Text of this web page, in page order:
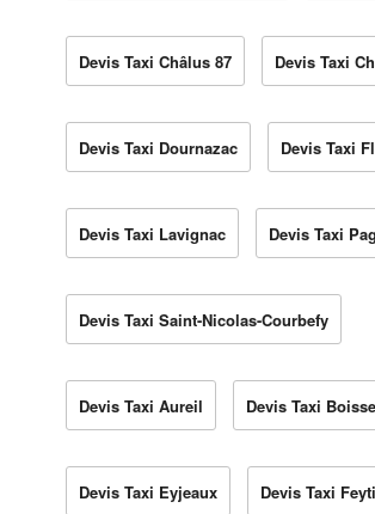
Devis Taxi Châlus 87 Devis Taxi
Devis Taxi Dournazac Devis Taxi
Devis Taxi Lavignac Devis Taxi
Devis Taxi Saint-Nicolas-Courbefy
Devis Taxi Aureil Devis Taxi
Devis Taxi Eyjeaux Devis Taxi